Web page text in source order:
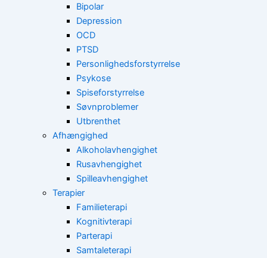
Bipolar
Depression
OCD
PTSD
Personlighedsforstyrrelse
Psykose
Spiseforstyrrelse
Søvnproblemer
Utbrenthet
Afhængighed
Alkoholavhengighet
Rusavhengighet
Spilleavhengighet
Terapier
Familieterapi
Kognitivterapi
Parterapi
Samtaleterapi